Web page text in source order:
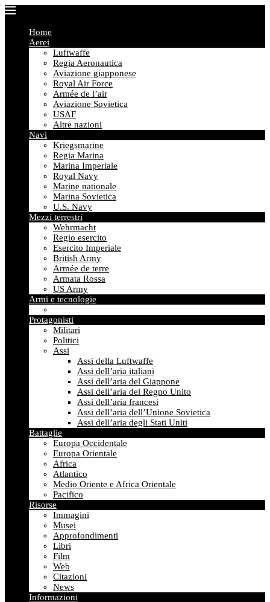
Home
Aerei
Luftwaffe
Regia Aeronautica
Aviazione giapponese
Royal Air Force
Armée de l’air
Aviazione Sovietica
USAF
Altre nazioni
Navi
Kriegsmarine
Regia Marina
Marina Imperiale
Royal Navy
Marine nationale
Marina Sovietica
U.S. Navy
Mezzi terrestri
Wehrmacht
Regio esercito
Esercito Imperiale
British Army
Armée de terre
Armata Rossa
US Army
Armi e tecnologie
Protagonisti
Militari
Politici
Assi
Assi della Luftwaffe
Assi dell’aria italiani
Assi dell’aria del Giappone
Assi dell’aria del Regno Unito
Assi dell’aria francesi
Assi dell’aria dell’Unione Sovietica
Assi dell’aria degli Stati Uniti
Battaglie
Europa Occidentale
Europa Orientale
Africa
Atlantico
Medio Oriente e Africa Orientale
Pacifico
Risorse
Immagini
Musei
Approfondimenti
Libri
Film
Web
Citazioni
News
Informazioni